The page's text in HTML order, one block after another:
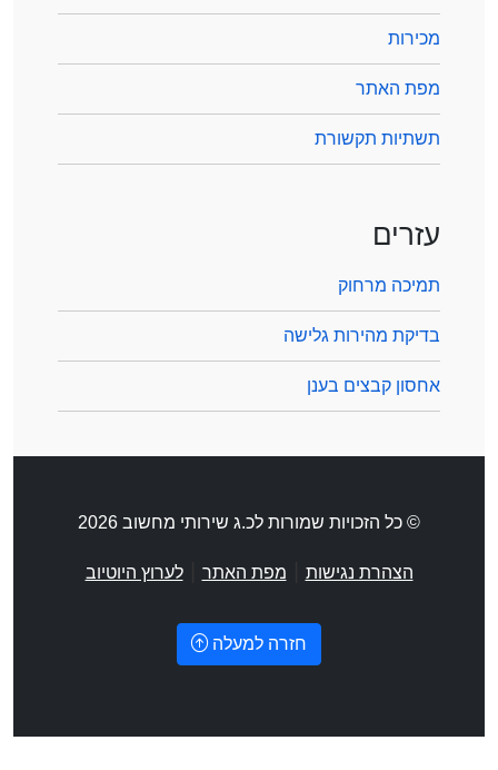
מכירות
מפת האתר
תשתיות תקשורת
עזרים
תמיכה מרחוק
בדיקת מהירות גלישה
אחסון קבצים בענן
© כל הזכויות שמורות לכ.ג שירותי מחשוב 2026
הצהרת נגישות מפת האתר |לערוץ היוטיוב
חזרה למעלה